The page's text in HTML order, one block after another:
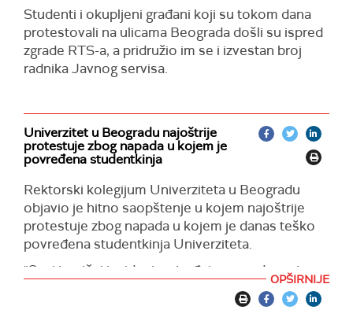
Studenti i okupljeni građani koji su tokom dana
protestovali na ulicama Beograda došli su ispred
zgrade RTS-a, a pridružio im se i izvestan broj
radnika Javnog servisa.
Univerzitet u Beogradu najoštrije
protestuje zbog napada u kojem je
povređena studentkinja
Rektorski kolegijum Univerziteta u Beogradu
objavio je hitno saopštenje u kojem najoštrije
protestuje zbog napada u kojem je danas teško
povređena studentkinja Univerziteta.
"Ovaj tragični incident potvrđuje opravdanost
upozorenja iznetih na jučerašnjem proširenom
rektorskom kolegijumu, kada smo apelovali da se
OPŠIRNIJE